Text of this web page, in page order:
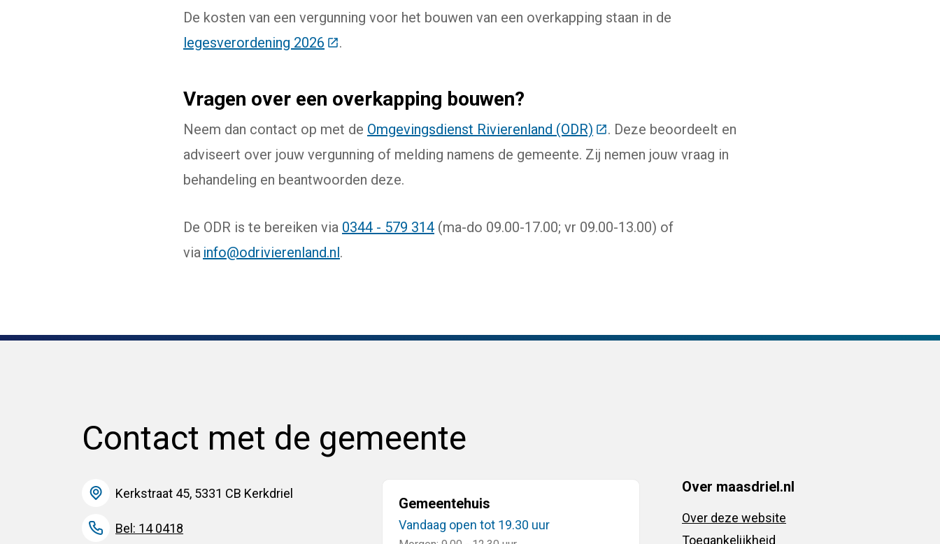
De kosten van een vergunning voor het bouwen van een overkapping staan in de
legesverordening 2026 (Deze link gaat naar een externe website)
.
Vragen over een overkapping bouwen?
Neem dan contact op met de Omgevingsdienst Rivierenland (ODR) (Deze link gaat naar een externe website)
. Deze beoordeelt en
adviseert over jouw vergunning of melding namens de gemeente. Zij nemen jouw vraag in
behandeling en beantwoorden deze.
De ODR is te bereiken via 0344 - 579 314 (ma-do 09.00-17.00; vr 09.00-13.00) of
via info@odrivierenland.nl.
Contact met de gemeente
Kerkstraat 45, 5331 CB Kerkdriel
Bel: 14 0418
Gemeentehuis
Vandaag open tot 19.30 uur
Over maasdriel.nl
Over deze website
Toegankelijkheid